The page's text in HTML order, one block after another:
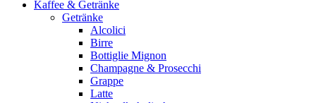
Kaffee & Getränke
Getränke
Alcolici
Birre
Bottiglie Mignon
Champagne & Prosecchi
Grappe
Latte